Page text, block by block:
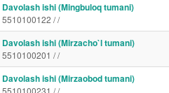
Davolash ishi (Mingbuloq tumani)
5510100122 / /
Davolash ishi (Mirzacho`l tumani)
5510100201 / /
Davolash ishi (Mirzaobod tumani)